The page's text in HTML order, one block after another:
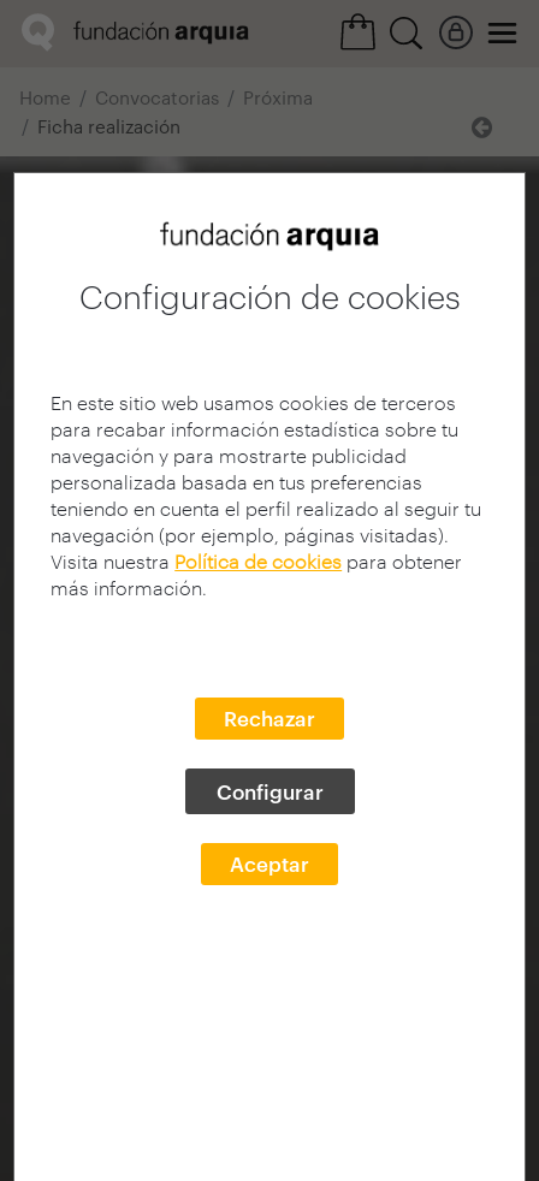
Configuración de cookies
En este sitio web usamos cookies de terceros
para recabar información estadística sobre tu
navegación y para mostrarte publicidad
personalizada basada en tus preferencias
teniendo en cuenta el perfil realizado al seguir tu
navegación (por ejemplo, páginas visitadas).
Visita nuestra Política de cookies para obtener
más información.
Rechazar
Configurar
Aceptar
Home Convocatorias
Próxima
Ficha realización